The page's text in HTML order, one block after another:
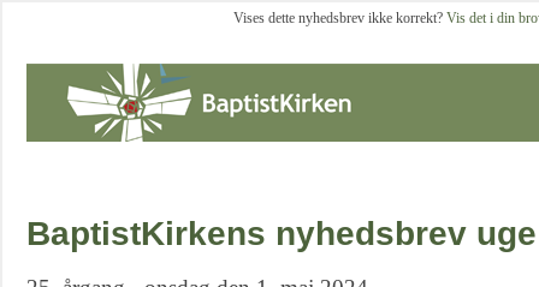
Vises dette nyhedsbrev ikke korrekt? Vis det i din
BaptistKirkens nyhedsbrev